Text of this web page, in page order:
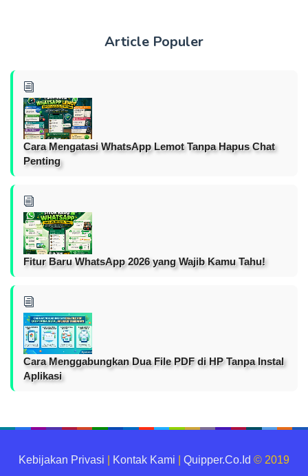
Article Populer
Cara Mengatasi WhatsApp Lemot Tanpa Hapus Chat
Penting
Fitur Baru WhatsApp 2026 yang Wajib Kamu Tahu!
Cara Menggabungkan Dua File PDF di HP Tanpa Instal
Aplikasi
Kebijakan Privasi Kontak Kami Quipper.Co.Id © 2019